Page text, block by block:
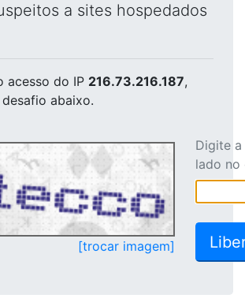
a sites hospedados
acesso do IP 216.73.216.187,
abaixo.
[trocar imagem]
Digite
lado no